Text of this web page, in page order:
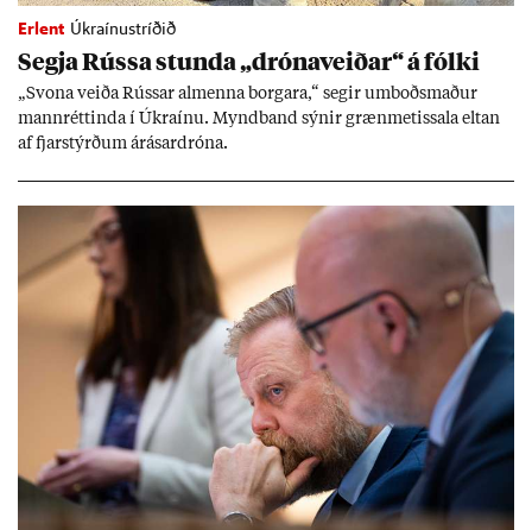
Erlent Úkraínustríðið
Segja Rússa stunda „dróna­veið­ar“ á fólki
„Svona veiða Rúss­ar al­menna borg­ara,“ seg­ir um­boðs­mað­ur
mann­rétt­inda í Úkraínu. Mynd­band sýn­ir græn­met­issala elt­an
af fjar­stýrð­um árás­ar­dróna.